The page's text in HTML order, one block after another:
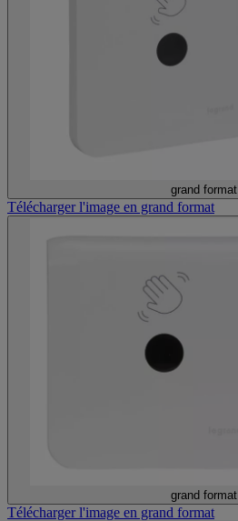
grand format
Télécharger l'image en grand format
grand format
Télécharger l'image en grand format